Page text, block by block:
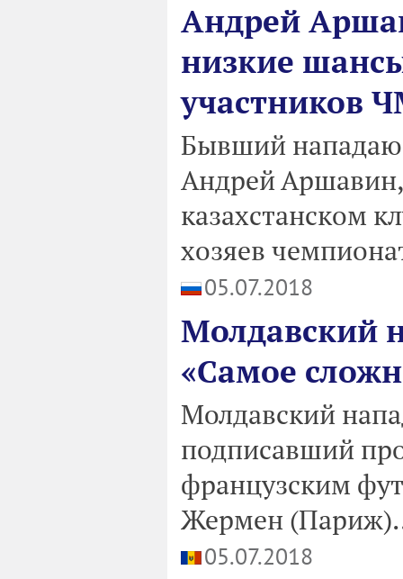
Андрей
низкие
участников
Бывший
Андрей
казахстанском
хозяев
05.07.2018
Молдавский
«Самое
Молдавский
подписавший
французским
Жермен
05.07.2018